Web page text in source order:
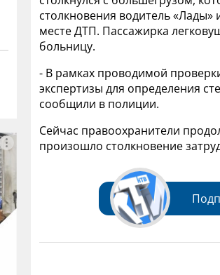
столкновения водитель «Лады»
месте ДТП. Пассажирка
больницу.
- В рамках проводимой
экспертизы для определения
сообщили в полиции.
Сейчас правоохранители
произошло столкновение